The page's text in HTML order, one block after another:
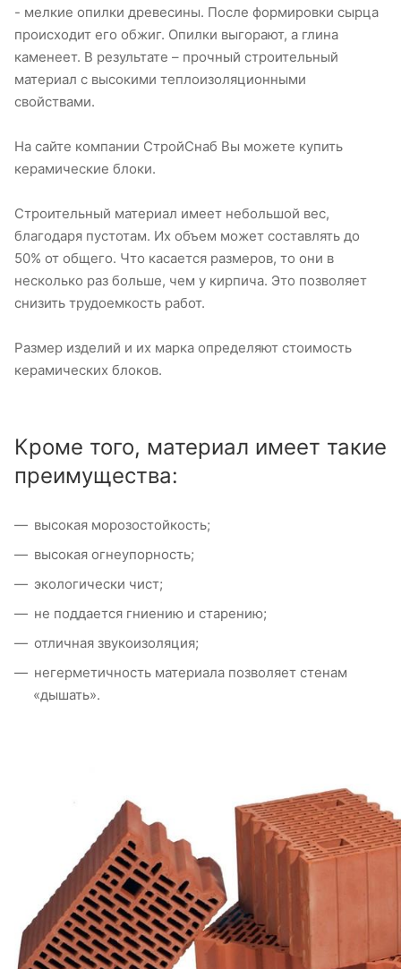
- мелкие опилки древесины. После формировки сырца
происходит его обжиг. Опилки выгорают, а глина
каменеет. В результате – прочный строительный
материал с высокими теплоизоляционными
свойствами.
На сайте компании СтройСнаб Вы можете купить
керамические блоки.
Строительный материал имеет небольшой вес,
благодаря пустотам. Их объем может составлять до
50% от общего. Что касается размеров, то они в
несколько раз больше, чем у кирпича. Это позволяет
снизить трудоемкость работ.
Размер изделий и их марка определяют стоимость
керамических блоков.
Кроме того, материал имеет такие
преимущества:
высокая морозостойкость;
высокая огнеупорность;
экологически чист;
не поддается гниению и старению;
отличная звукоизоляция;
негерметичность материала позволяет стенам
«дышать».